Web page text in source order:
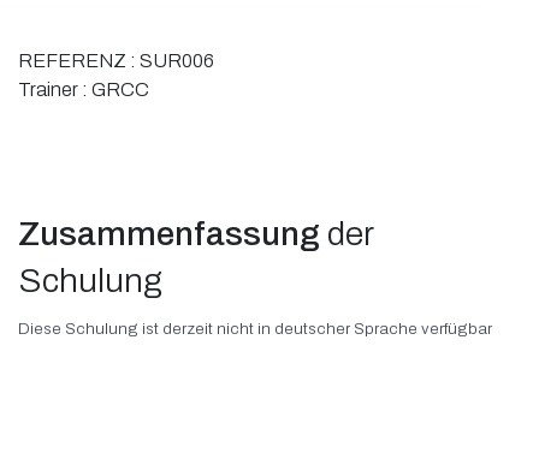
REFERENZ : SUR006
Trainer : GRCC
Zusammenfassung der
Schulung
Diese Schulung ist derzeit nicht in deutscher Sprache verfügbar